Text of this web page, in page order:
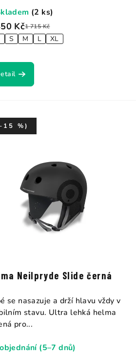
Kč1 715 Kč
S M L XL
(2 ks)
Neilpryde Slide černá
%)
(5–7 dnů)
se nasazuje a drží hlavu vždy v
stavu. Ultra lehká helma
pro...